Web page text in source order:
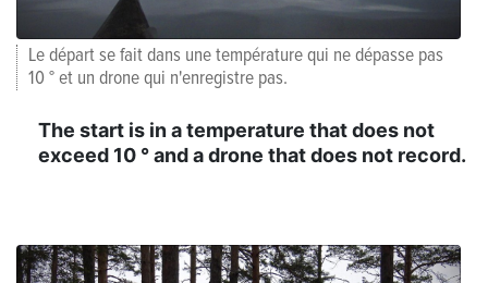
Le départ se fait dans une température qui ne dépasse pas
10 ° et un drone qui n'enregistre pas.
The start is in a temperature that does not
exceed 10 ° and a drone that does not record.